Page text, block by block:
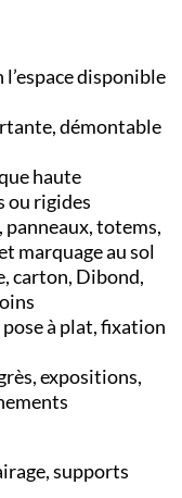
disponible
démontable
haute
ou rigides
totems,
marquage au sol
carton, Dibond,
à plat, fixation
expositions,
supports